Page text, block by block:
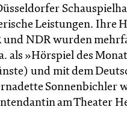
Leistungen. Ihre
und NDR wurden
als »Hörspiel des
und mit dem
Sonnenbichler
am Theater